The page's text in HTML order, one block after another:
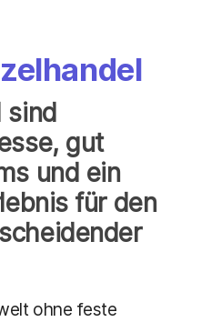
sind
gut
und ein
für den
ohne feste